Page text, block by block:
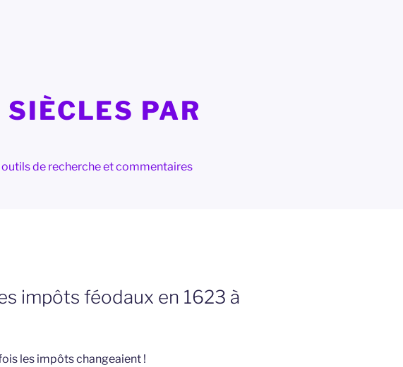
PAR
de recherche et commentaires
impôts féodaux en 1623 à
les impôts changeaient !